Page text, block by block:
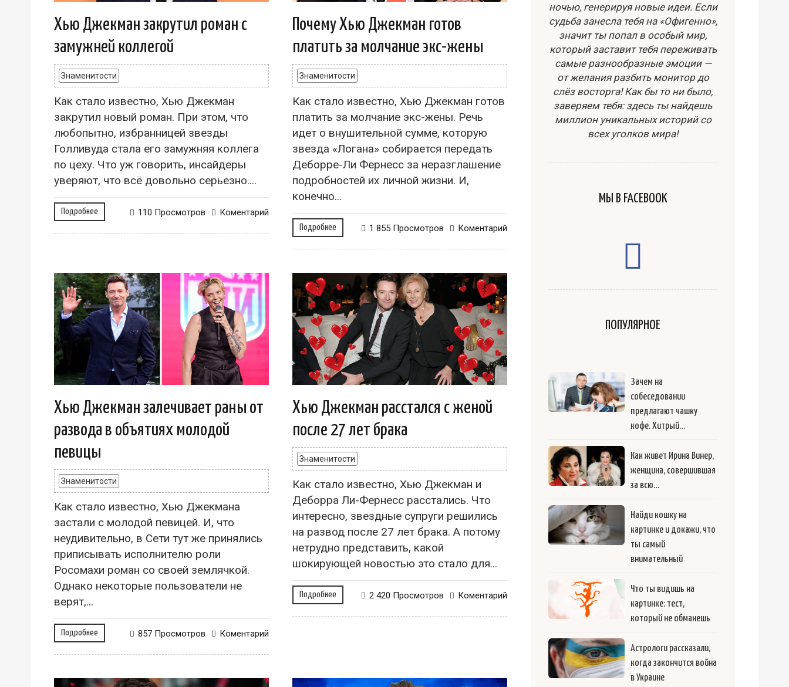
Хью Джекман закрутил роман с
замужней коллегой
Знаменитости
Как стало известно, Хью Джекман
закрутил новый роман. При этом, что
любопытно, избранницей звезды
Голливуда стала его замужняя коллега
по цеху. Что уж говорить, инсайдеры
уверяют, что всё довольно серьезно....
Подробнее Коментарий
110 Просмотров
Почему Хью Джекман готов
платить за молчание экс-жены
Знаменитости
Как стало известно, Хью Джекман готов
платить за молчание экс-жены. Речь
идет о внушительной сумме, которую
звезда «Логана» собирается передать
Деборре-Ли Фернесс за неразглашение
подробностей их личной жизни. И,
конечно...
Подробнее Коментарий
1 855 Просмотров
Хью Джекман залечивает раны от
развода в объятиях молодой
певицы
Знаменитости
Как стало известно, Хью Джекмана
застали с молодой певицей. И, что
неудивительно, в Сети тут же принялись
приписывать исполнителю роли
Росомахи роман со своей землячкой.
Однако некоторые пользователи не
верят,...
Подробнее Коментарий
857 Просмотров
Хью Джекман расстался с женой
после 27 лет брака
Знаменитости
Как стало известно, Хью Джекман и
Деборра Ли-Фернесс расстались. Что
интересно, звездные супруги решились
на развод после 27 лет брака. А потому
нетрудно представить, какой
шокирующей новостью это стало для...
Подробнее Коментарий
2 420 Просмотров
ночью, генерируя новые идеи. Если
судьба занесла тебя на «Офигенно»,
значит ты попал в особый мир,
который заставит тебя переживать
самые разнообразные эмоции —
от желания разбить монитор до
слёз восторга! Как бы то ни было,
заверяем тебя: здесь ты найдешь
миллион уникальных историй со
всех уголков мира!
МЫ В FACEBOOK
ПОПУЛЯРНОЕ
Зачем на
собеседовании
предлагают чашку
кофе. Хитрый…
Как живет Ирина Винер,
женщина, совершившая
за всю…
Найди кошку на
картинке и докажи, что
ты самый
внимательный
Что ты видишь на
картинке: тест,
который не обманешь
Астрологи рассказали,
когда закончится война
в Украине